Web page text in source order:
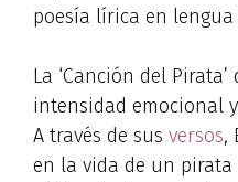
poesía lírica en lengua
La ‘Canción del
intensidad emocional
A través de sus versos,
en la vida de un